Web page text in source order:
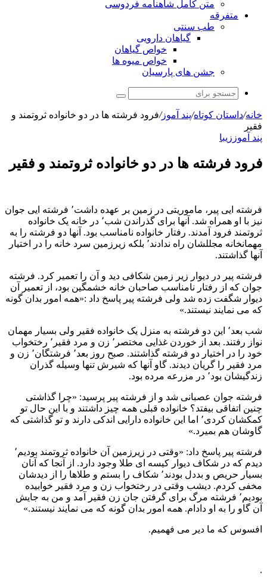
متن کامل شاهنامه فردوسی
متفرقه
طب سنتی
گیاهان دارویی
خواص گیاهان
خواص میوه ها
جشن های پارسیان
جستجو
خانه/داستان کوتاه/پند آموز/فرود فرشته ها در دو خانواده ثروتمند و
فقیر
پند آموز زیبا
فرود فرشته ها در دو خانواده ثروتمند و فقیر
فرشته ایی پیر، ماموریتی در زمین بر عهده داشت٬ فرشته ایی جوان
نیز با او همراه شد. آنها برای گذراندن شب٬ در خانه یک خانواده
ثروتمند فرود آمدند. رفتار خانواده نامناسب بود. آنها دو فرشته را به
مهمانخانه مجللشان راه ندادند٬ بلکه زیرزمین سرد خانه را در اختیار
آنها گذاشتند.
فرشته پیر در دیوار زیر زمین شکافی دید و آن را تعمیر کرد. فرشته
جوان که از رفتار نامناسب صاحبان خانه خشمگین بود، از تعمیر آن
دیوار شگفت زده شد ولی فرشته پیر پاسخ داد :«همه امور بدان گونه
که می نمایند نیستند.»
شب بعد٬ این دو فرشته به منزل یک خانواده فقیر ولی بسیار مهمان
نواز رفتند. بعد از خوردن غذایی مختصر٬ زن و مرد فقیر٬ رختخواب
خود را در اختیار دو فرشته گذاشتند. صبح روز بعد٬ فرشتگان٬ زن و
مرد فقیر را گریان دیدند. گاو آنها که شیرش تنها وسیله گذران
زندگیشان بود٬ در مزرعه مرده بود.
فرشته جوان عصبانی شد و از فرشته پیر پرسید: «چرا گذاشتی
چنین اتفاقی بیفتد؟ خانواده قبلی همه چیز داشتند و با این حال تو
کمکشان کردی٬ اما این خانواده دارایی اندکی دارند و تو گذاشتی که
گاوشان هم بمیرد.»
فرشته پیر پاسخ داد: «وقتی در زیرزمین آن خانواده ثروتمند بودیم٬
دیدم که در شکاف دیوار کیسه ای طلا وجود دارد. از آنجا که آنان
بسیار حریص و بددل بودند٬ شکاف را بستم و طلاها را از دیدشان
مخفی کردم. دیشب وقتی در رختخواب زن و مرد فقیر خوابیده
بودیم٬ فرشته مرگ برای گرفتن جان زن فقیر آمد و من به جایش
آن گاو را به او دادام. همه امور بدان گونه که می نمایند نیستند.»
افسوس که ما دیر می فهمیم.
.